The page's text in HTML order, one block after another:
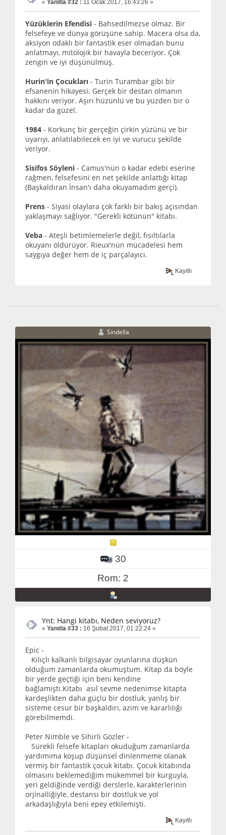
« Yanıtla #32 : 11 Ocak 2017, 16:43:26 »
Yüzüklerin Efendisi - Bahsedilmezse olmaz. Bir
felsefeye ve dünya görüşüne sahip. Macera olsa da,
aksiyon odaklı bir fantastik eser olmadan bunu
anlatmayı, mitolojik bir havayla beceriyor. Çok
zengin ve iyi düşünülmüş.
Hurin'in Çocukları - Turin Turambar gibi bir
efsanenin hikayesi. Gerçek bir destan olmanın
hakkını veriyor. Aşırı hüzünlü ve bu yüzden bir o
kadar da güzel.
1984 - Korkunç bir gerçeğin çirkin yüzünü ve bir
uyarıyı, anlatılabilecek en iyi ve vurucu şekilde
veriyor.
Sisifos Söyleni - Camus'nün o kadar edebi eserine
rağmen, felsefesini en net şekilde anlattığı kitap
(Başkaldıran İnsan'ı daha okuyamadım gerçi).
Prens - Siyasi olaylara çok farklı bir bakış açısından
yaklaşmayı sağlıyor. "Gerekli kötünün" kitabı.
Veba - Ateşli betimlemelerle değil, fısıltılarla
okuyanı öldürüyor. Rieux'nün mücadelesi hem
saygıya değer hem de iç parçalayıcı.
Kayıtlı
Sindella
30
Rom: 2
Ynt: Hangi kitabı, Neden seviyoruz?
« Yanıtla #33 : 16 Şubat 2017, 01:22:24 »
Epic -
Kılıçlı kalkanlı bilgisayar oyunlarına düşkün
olduğum zamanlarda okumuştum. Kitap da böyle
bir yerde geçtiği için beni kendine
bağlamıştı.Kitabı asıl sevme nedenimse kitapta
kardeşlikten daha güçlü bir dostluk, yanlış bir
sisteme cesur bir başkaldırı, azim ve kararlılığı
görebilmemdi.
Peter Nimble ve Sihirli Gözler -
Sürekli felsefe kitapları okuduğum zamanlarda
yardımıma koşup düşünsel dinlenmeme olanak
vermiş bir fantastik çocuk kitabı. Çocuk kitabında
olmasını beklemediğim mükemmel bir kurguyla,
yeri geldiğinde verdiği derslerle, karakterlerinin
orjinalliğiyle, destansı bir dostluk ve yol
arkadaşlığıyla beni epey etkilemişti.
Kayıtlı